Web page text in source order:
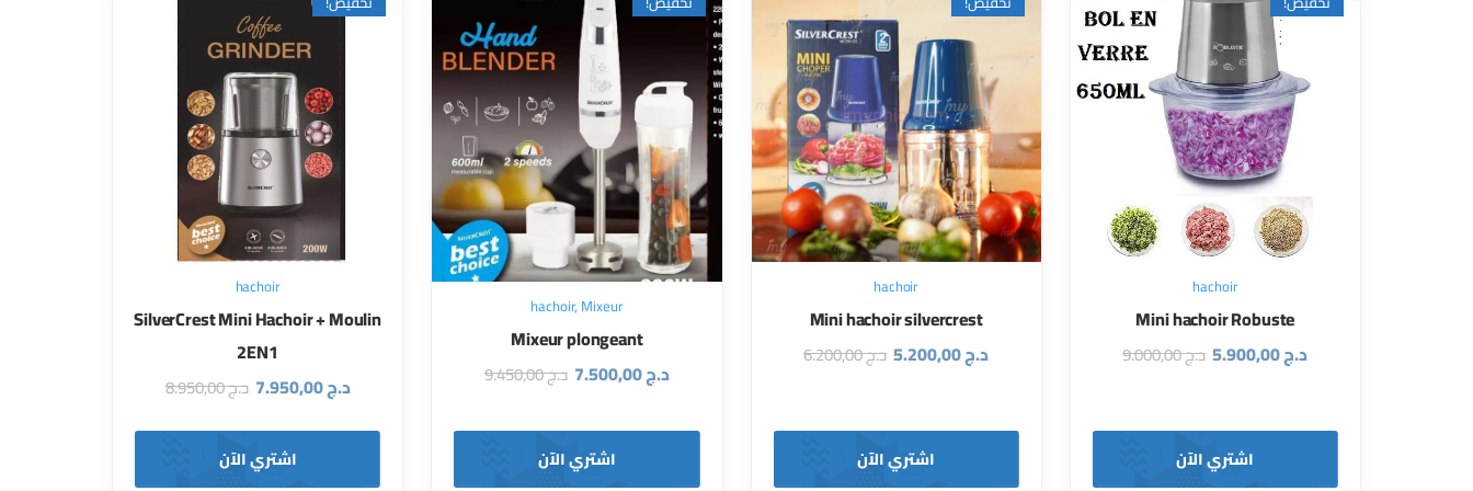
hachoir
Mini hachoir Robuste
د.ج5.900,00 د.ج9.000,00
اشتري الآن
hachoir
Mini hachoir silvercrest
د.ج5.200,00 د.ج6.200,00
اشتري الآن
hachoir, Mixeur
Mixeur plongeant
د.ج7.500,00 د.ج9.450,00
اشتري الآن
hachoir
SilverCrest Mini Hachoir + Moulin
2EN1
د.ج7.950,00 د.ج8.950,00
اشتري الآن